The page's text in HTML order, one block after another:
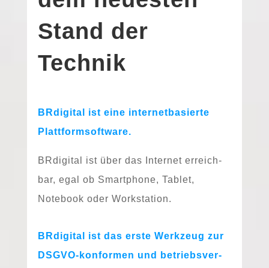
Stand der
Technik
BRdigital ist eine inter­net­ba­sier­te
Plattformsoftware.
BRdigital ist über das Internet erreich­
bar, egal ob Smartphone, Tablet,
Notebook oder Workstation.
BRdigital ist das ers­te Werkzeug zur
DSGVO-kon­for­men und betriebs­ver­